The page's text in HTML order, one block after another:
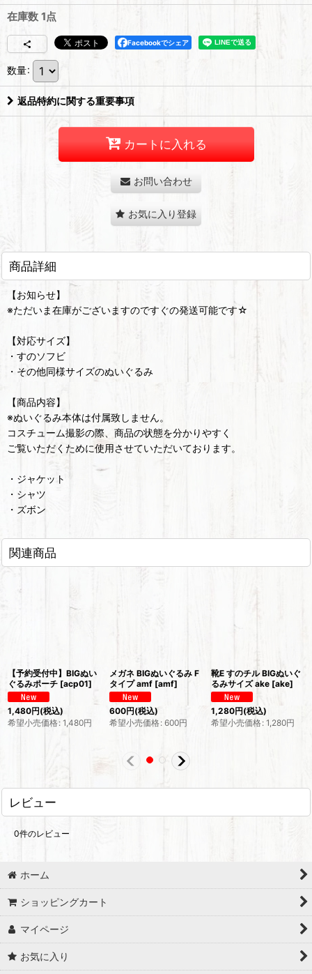
在庫数 1点
Facebookでシェア
数量:
返品特約に関する重要事項
カートに入れる
お問い合わせ
お気に入り登録
商品詳細
【お知らせ】
※ただいま在庫がございますのですぐの発送可能です☆
【対応サイズ】
・すのソフビ
・その他同様サイズのぬいぐるみ
【商品内容】
※ぬいぐるみ本体は付属致しません。
コスチューム撮影の際、商品の状態を分かりやすく
ご覧いただくために使用させていただいております。
・ジャケット
・シャツ
・ズボン
関連商品
【予約受付中】BIGぬい
ぐるみポーチ [acp01]
1,480円(税込)
希望小売価格: 1,480円
メガネ BIGぬいぐるみ F
タイプ amf [amf]
600円(税込)
希望小売価格: 600円
靴E すのチル BIGぬいぐ
るみサイズ ake [ake]
1,280円(税込)
希望小売価格: 1,280円
レビュー
0件のレビュー
ホーム
ショッピングカート
マイページ
お気に入り